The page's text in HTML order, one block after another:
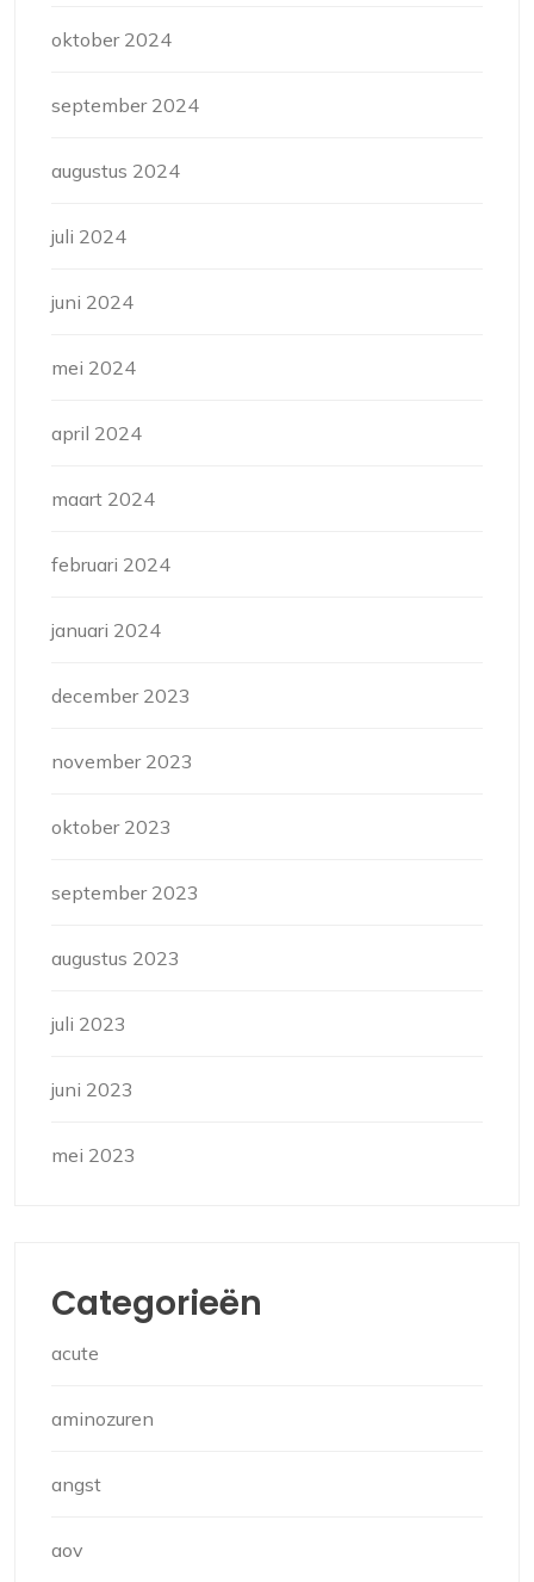
oktober 2024
september 2024
augustus 2024
juli 2024
juni 2024
mei 2024
april 2024
maart 2024
februari 2024
januari 2024
december 2023
november 2023
oktober 2023
september 2023
augustus 2023
juli 2023
juni 2023
mei 2023
Categorieën
acute
aminozuren
angst
aov